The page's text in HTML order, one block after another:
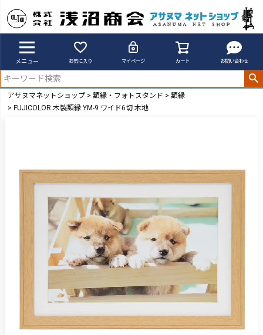
メニュー お気に入り マイページ カート お問い合わせ
アサヌマネットショップ 額縁・フォトスタンド
額縁
FUJICOLOR 木製額縁 YM-9 ワイド6切 木地